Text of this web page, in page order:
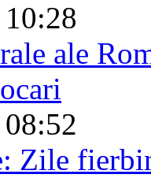
ale
Zile